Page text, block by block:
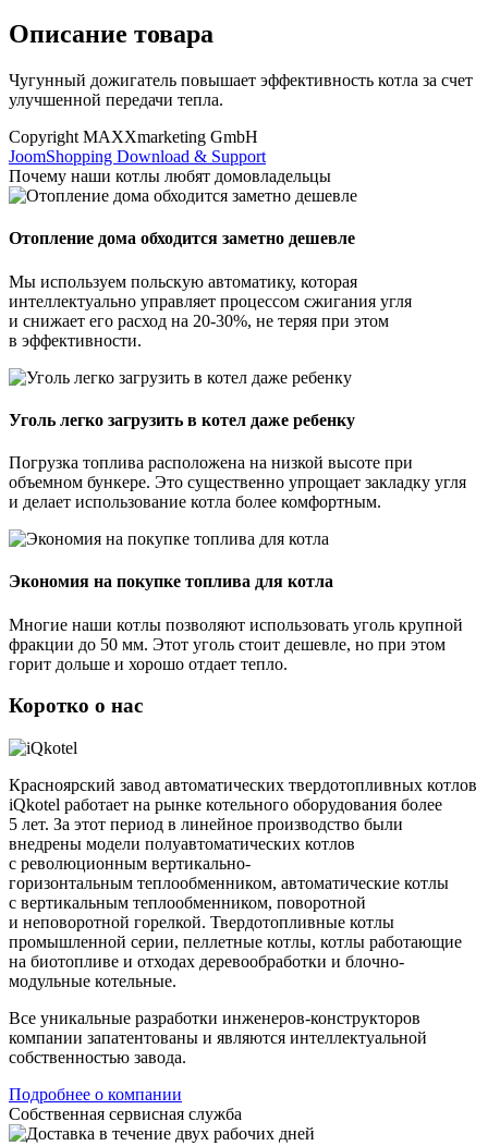
Описание товара
Чугунный дожигатель повышает эффективность котла за счет
улучшенной передачи тепла.
Copyright MAXXmarketing GmbH
JoomShopping Download & Support
Почему наши котлы любят домовладельцы
Отопление дома обходится заметно дешевле
Мы используем польскую автоматику, которая
интеллектуально управляет процессом сжигания угля
и снижает его расход на 20-30%, не теряя при этом
в эффективности.
Уголь легко загрузить в котел даже ребенку
Погрузка топлива расположена на низкой высоте при
объемном бункере. Это существенно упрощает закладку угля
и делает использование котла более комфортным.
Экономия на покупке топлива для котла
Многие наши котлы позволяют использовать уголь крупной
фракции до 50 мм. Этот уголь стоит дешевле, но при этом
горит дольше и хорошо отдает тепло.
Коротко о нас
Красноярский завод автоматических твердотопливных котлов
iQkotel работает на рынке котельного оборудования более
5 лет. За этот период в линейное производство были
внедрены модели полуавтоматических котлов
с революционным вертикально-
горизонтальным теплообменником, автоматические котлы
с вертикальным теплообменником, поворотной
и неповоротной горелкой. Твердотопливные котлы
промышленной серии, пеллетные котлы, котлы работающие
на биотопливе и отходах деревообработки и блочно-
модульные котельные.
Все уникальные разработки инженеров-конструкторов
компании запатентованы и являются интеллектуальной
собственностью завода.
Подробнее о компании
Собственная сервисная служба